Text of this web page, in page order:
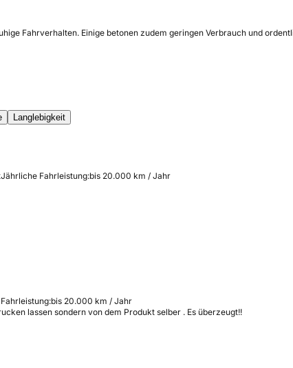
Fahrverhalten. Einige betonen zudem geringen Verbrauch und
Langlebigkeit
Jährliche Fahrleistung:bis 20.000 km / Jahr
bis 20.000 km / Jahr
lassen sondern von dem Produkt selber . Es überzeugt!!